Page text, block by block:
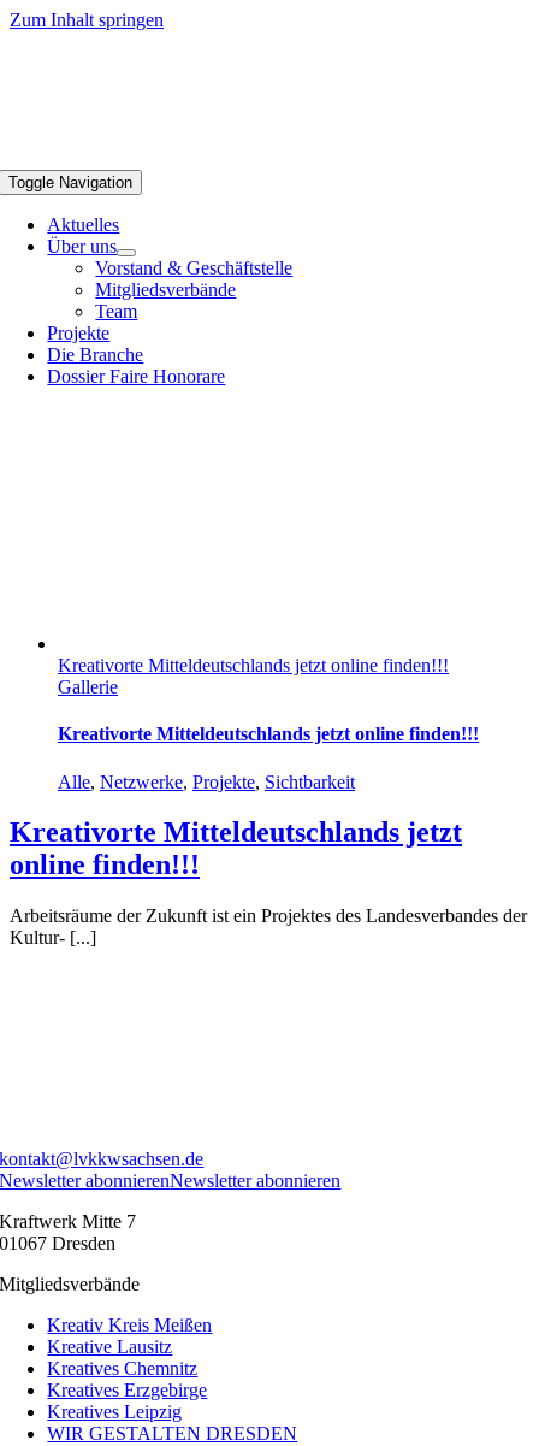
Zum Inhalt springen
Toggle Navigation
Aktuelles
Über uns
Vorstand & Geschäftstelle
Mitgliedsverbände
Team
Projekte
Die Branche
Dossier Faire Honorare
Kreativorte Mitteldeutschlands jetzt online finden!!!
Gallerie
Kreativorte Mitteldeutschlands jetzt online finden!!!
Alle, Netzwerke, Projekte, Sichtbarkeit
Kreativorte Mitteldeutschlands jetzt
online finden!!!
Arbeitsräume der Zukunft ist ein Projektes des Landesverbandes der
Kultur- [...]
kontakt@lvkkwsachsen.de
Newsletter abonnierenNewsletter abonnieren
Kraftwerk Mitte 7
01067 Dresden
Mitgliedsverbände
Kreativ Kreis Meißen
Kreative Lausitz
Kreatives Chemnitz
Kreatives Erzgebirge
Kreatives Leipzig
WIR GESTALTEN DRESDEN